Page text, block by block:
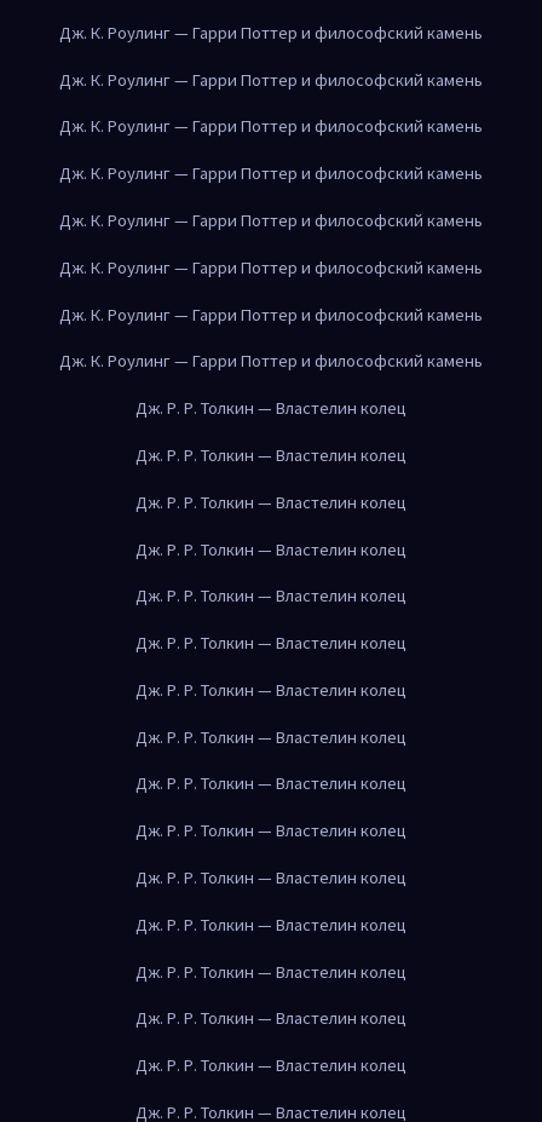
Дж. К. Роулинг — Гарри Поттер и философский камень
Дж. К. Роулинг — Гарри Поттер и философский камень
Дж. К. Роулинг — Гарри Поттер и философский камень
Дж. К. Роулинг — Гарри Поттер и философский камень
Дж. К. Роулинг — Гарри Поттер и философский камень
Дж. К. Роулинг — Гарри Поттер и философский камень
Дж. К. Роулинг — Гарри Поттер и философский камень
Дж. К. Роулинг — Гарри Поттер и философский камень
Дж. Р. Р. Толкин — Властелин колец
Дж. Р. Р. Толкин — Властелин колец
Дж. Р. Р. Толкин — Властелин колец
Дж. Р. Р. Толкин — Властелин колец
Дж. Р. Р. Толкин — Властелин колец
Дж. Р. Р. Толкин — Властелин колец
Дж. Р. Р. Толкин — Властелин колец
Дж. Р. Р. Толкин — Властелин колец
Дж. Р. Р. Толкин — Властелин колец
Дж. Р. Р. Толкин — Властелин колец
Дж. Р. Р. Толкин — Властелин колец
Дж. Р. Р. Толкин — Властелин колец
Дж. Р. Р. Толкин — Властелин колец
Дж. Р. Р. Толкин — Властелин колец
Дж. Р. Р. Толкин — Властелин колец
Дж. Р. Р. Толкин — Властелин колец